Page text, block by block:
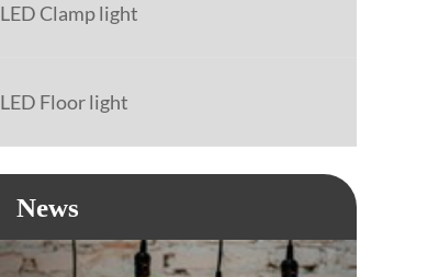
LED Clamp light
LED Floor light
News